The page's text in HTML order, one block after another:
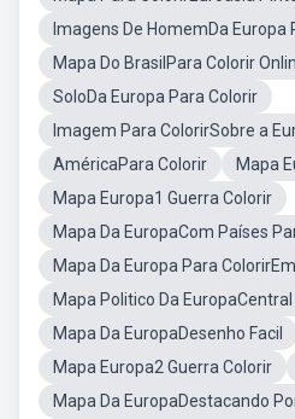
Imagens De HomemDa Europa
Mapa Do BrasilPara Colorir
SoloDa Europa Para Colorir
Imagem Para ColorirSobre a
AméricaPara Colorir
Mapa
Mapa Europa1 Guerra Colorir
Mapa Da EuropaCom Países
Mapa Da Europa Para
Mapa Politico Da
Mapa Da EuropaDesenho Facil
Mapa Europa2 Guerra Colorir
Mapa Da EuropaDestacando